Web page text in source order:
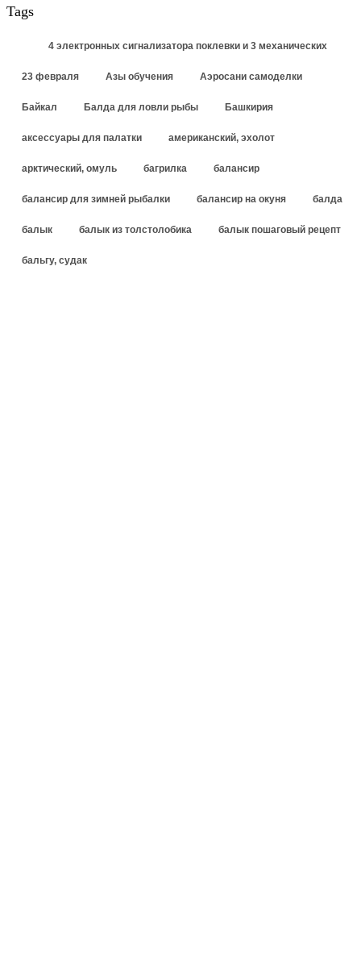
Tags
4 электронных сигнализатора поклевки и 3 механических
23 февраля Азы обучения Аэросани самоделки
Байкал Балда для ловли рыбы Башкирия
аксессуары для палатки американский, эхолот
арктический, омуль багрилка балансир
балансир для зимней рыбалки балансир на окуня балда
балык балык из толстолобика балык пошаговый рецепт
бальгу, судак